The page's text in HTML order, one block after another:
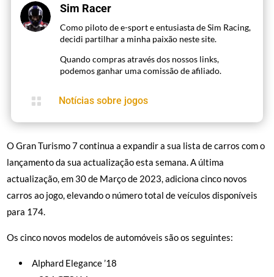
Sim Racer
Como piloto de e-sport e entusiasta de Sim Racing,
decidi partilhar a minha paixão neste site.
Quando compras através dos nossos links,
podemos ganhar uma comissão de afiliado.
 Notícias sobre jogos
O Gran Turismo 7 continua a expandir a sua lista de carros com o
lançamento da sua actualização esta semana. A última
actualização, em 30 de Março de 2023, adiciona cinco novos
carros ao jogo, elevando o número total de veículos disponíveis
para 174.
Os cinco novos modelos de automóveis são os seguintes:
Alphard Elegance ’18